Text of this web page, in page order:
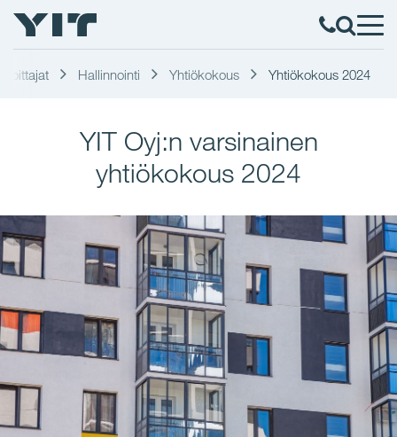
Hallinnointi Yhtiökokous Yhtiökokous 2024
YIT Oyj:n varsinainen
yhtiökokous 2024